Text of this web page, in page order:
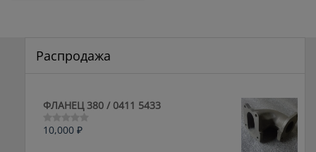
Распродажа
ФЛАНЕЦ 380 / 0411 5433
Оценка
10,000 ₽